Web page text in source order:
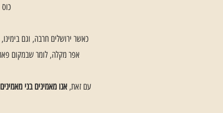
כאשר ירושלים חרבה, וגם
אפר מקלה, לומר שבמקום
עם זאת,אנו מאמינים בני